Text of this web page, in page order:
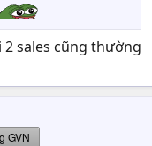
2 sales cũng thường
GVN